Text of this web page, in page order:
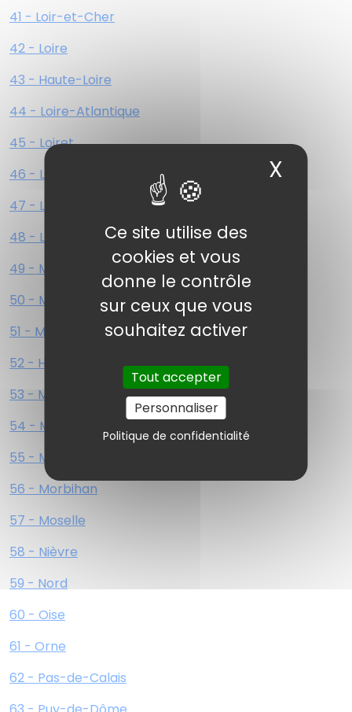
Ce site utilise des
cookies et vous
donne le contrôle
sur ceux que vous
souhaitez activer
Tout accepter
Personnaliser
Politique de confidentialité
X
41 - Loir-et-Cher
42 - Loire
43 - Haute-Loire
44 - Loire-Atlantique
45 - Loiret
46 - Lot
47 - Lot-et-Garonne
48 - Lozère
49 - Maine-et-Loire
50 - Manche
51 - Marne
52 - Haute-Marne
53 - Mayenne
54 - Meurthe-et-Moselle
55 - Meuse
56 - Morbihan
57 - Moselle
58 - Nièvre
59 - Nord
60 - Oise
61 - Orne
62 - Pas-de-Calais